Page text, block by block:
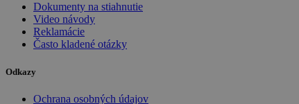
Dokumenty na stiahnutie
Video návody
Reklamácie
Často kladené otázky
Odkazy
Ochrana osobných údajov